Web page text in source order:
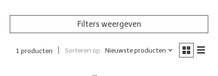
Filters weergeven
1 producten Sorteren op Nieuwste producten